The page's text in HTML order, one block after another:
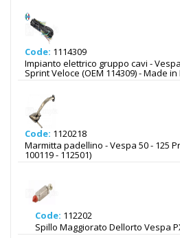
Code: 1114309
Impianto elettrico gruppo cavi - Vespa
Sprint Veloce (OEM 114309) - Made
Code: 1120218
Marmitta padellino - Vespa 50 - 125
100119 - 112501)
Code: 112202
Spillo Maggiorato Dellorto Vespa